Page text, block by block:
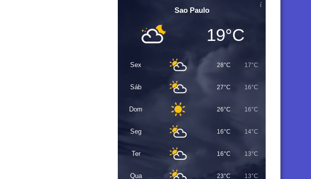
Sao Paulo
19°C
Sex 28°C 17°C
Sáb 27°C 16°C
Dom 26°C 16°C
Seg 16°C 14°C
Ter 16°C 13°C
Qua 23°C 13°C